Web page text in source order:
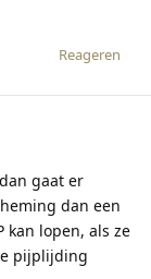
Reageren
gaat er
dan een
kan lopen, als ze
pijplijding